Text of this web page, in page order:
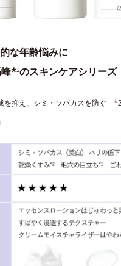
な年齢悩みに
峰*2のスキンケアシリーズ
を抑え、シミ・ソバカスを防ぐ